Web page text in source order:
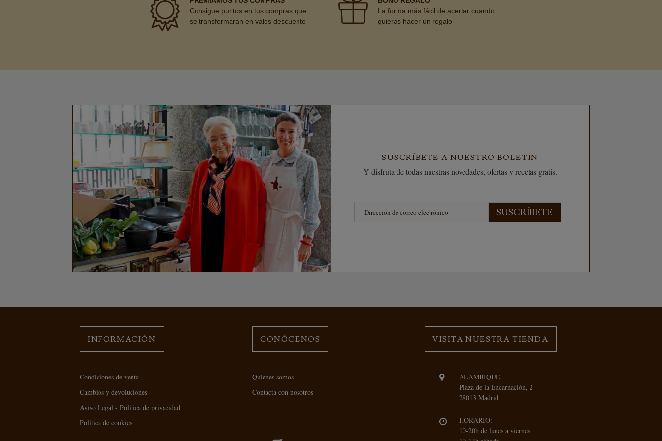
Consigue puntos en tus compras que
se transformarán en vales descuento
La forma más fácil de acertar cuando
quieras hacer un regalo
SUSCRÍBETE A NUESTRO BOLETÍN
Y disfruta de todas nuestras novedades, ofertas y recetas gratis.
SUSCRÍBETE
INFORMACIÓN
Condiciones de venta
Cambios y devoluciones
Aviso Legal - Política de privacidad
Política de cookies
CONÓCENOS
Quienes somos
Contacta con nosotros
VISITA NUESTRA TIENDA
ALAMBIQUE
Plaza de la Encarnación, 2
28013 Madrid
HORARIO:
10-20h de lunes a viernes